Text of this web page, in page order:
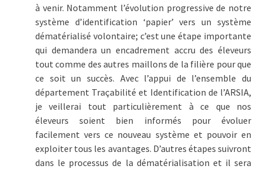
à venir. Notamment l’évolution progressive de notre
système d’identification ‘papier’ vers un système
dématérialisé volontaire; c’est une étape importante
qui demandera un encadrement accru des éleveurs
tout comme des autres maillons de la filière pour que
ce soit un succès. Avec l’appui de l’ensemble du
département Traçabilité et Identification de l’ARSIA,
je veillerai tout particulièrement à ce que nos
éleveurs soient bien informés pour évoluer
facilement vers ce nouveau système et pouvoir en
exploiter tous les avantages. D’autres étapes suivront
dans le processus de la dématérialisation et il sera